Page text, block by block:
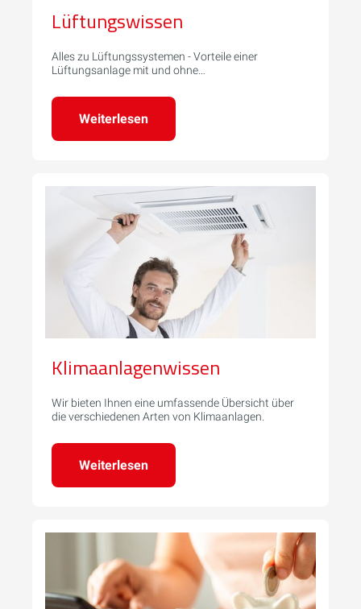
Lüftungswissen
Alles zu Lüftungssystemen - Vorteile einer
Lüftungsanlage mit und ohne
Weiterlesen
Klimaanlagenwissen
Wir bieten Ihnen eine umfassende Übersicht über
die verschiedenen Arten von Klimaanlagen.
Weiterlesen